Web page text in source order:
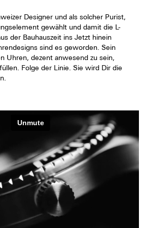
Designer und als solcher Purist,
gewählt und damit die L-
der Bauhauszeit ins Jetzt hinein
sind es geworden. Sein
Uhren, dezent anwesend zu sein,
Folge der Linie. Sie wird Dir die